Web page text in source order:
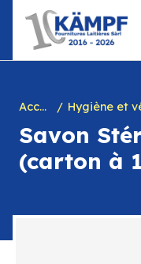
contenu
Accueil Hygiène et
Savon
(carton à